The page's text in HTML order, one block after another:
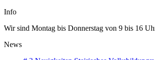
Info
Wir sind Montag bis Donnerstag von 9 bis 16
News